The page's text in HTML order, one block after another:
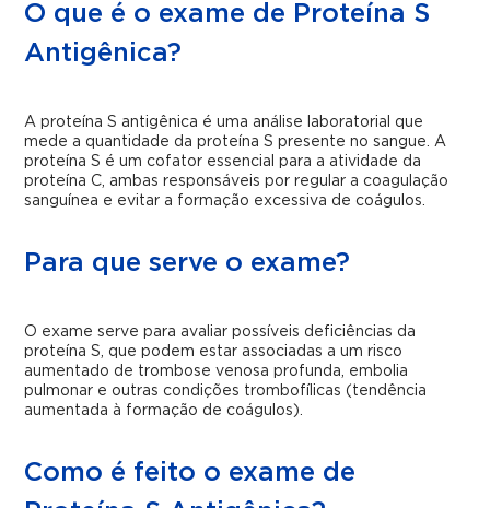
O que é o exame de Proteína S
Antigênica?
A proteína S antigênica é uma análise laboratorial que
mede a quantidade da proteína S presente no sangue. A
proteína S é um cofator essencial para a atividade da
proteína C, ambas responsáveis por regular a coagulação
sanguínea e evitar a formação excessiva de coágulos.
Para que serve o exame?
O exame serve para avaliar possíveis deficiências da
proteína S, que podem estar associadas a um risco
aumentado de trombose venosa profunda, embolia
pulmonar e outras condições trombofílicas (tendência
aumentada à formação de coágulos).
Como é feito o exame de